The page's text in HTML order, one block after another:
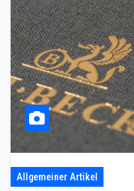
Allgemeiner Artikel